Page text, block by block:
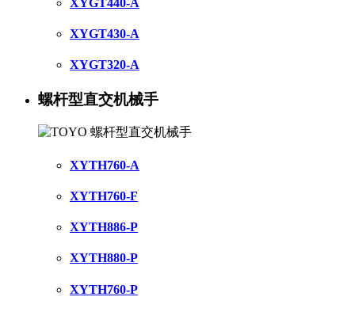
XYGT430-A
XYGT320-A
螺杆型直交机械手
XYTH760-A
XYTH760-F
XYTH886-P
XYTH880-P
XYTH760-P